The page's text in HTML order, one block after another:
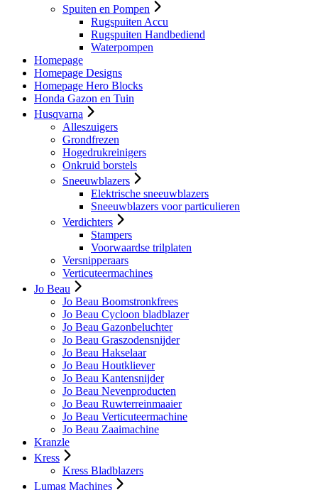
Spuiten en Pompen
Rugspuiten Accu
Rugspuiten Handbediend
Waterpompen
Homepage
Homepage Designs
Homepage Hero Blocks
Honda Gazon en Tuin
Husqvarna
Alleszuigers
Grondfrezen
Hogedrukreinigers
Onkruid borstels
Sneeuwblazers
Elektrische sneeuwblazers
Sneeuwblazers voor particulieren
Verdichters
Stampers
Voorwaardse trilplaten
Versnipperaars
Verticuteermachines
Jo Beau
Jo Beau Boomstronkfrees
Jo Beau Cycloon bladblazer
Jo Beau Gazonbeluchter
Jo Beau Graszodensnijder
Jo Beau Hakselaar
Jo Beau Houtkliever
Jo Beau Kantensnijder
Jo Beau Nevenproducten
Jo Beau Ruwterreinmaaier
Jo Beau Verticuteermachine
Jo Beau Zaaimachine
Kranzle
Kress
Kress Bladblazers
Lumag Machines